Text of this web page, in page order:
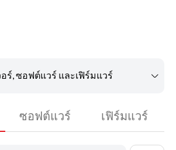
อร์, ซอฟต์แวร์ และเฟิร์มแวร์
ซอฟต์แวร์ เฟิร์มแวร์